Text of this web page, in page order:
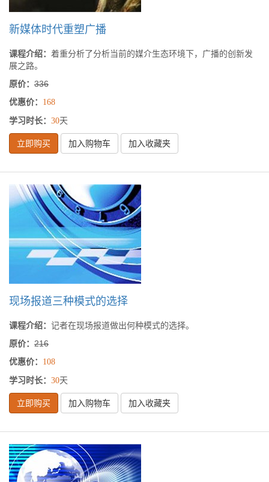
新媒体时代重塑广播
课程介绍： 着重分析了分析当前的媒介生态环境下，广播的创新发
展之路。
原价： 336
优惠价： 168
学习时长： 30天
立即购买 加入购物车 加入收藏夹
现场报道三种模式的选择
课程介绍： 记者在现场报道做出何种模式的选择。
原价： 216
优惠价： 108
学习时长： 30天
立即购买 加入购物车 加入收藏夹